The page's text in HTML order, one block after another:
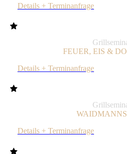
Details + Terminanfrage
FEUER, EIS &
Details + Terminanfrage
WAI
Details + Terminanfrage